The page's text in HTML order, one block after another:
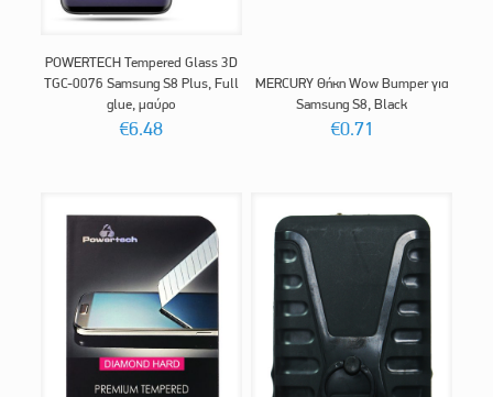
POWERTECH Tempered Glass 3D
TGC-0076 Samsung S8 Plus, Full
glue, μαύρο
€6.48
MERCURY Θήκη Wow Bumper για
Samsung S8, Black
€0.71